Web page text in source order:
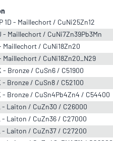
1D - Maillechort / CuNi25Zn12
- Maillechort / CuNi7Zn39Pb3Mn
Maillechort / CuNi18Zn20
Maillechort / CuNi18Zn20_N29
- Bronze / CuSn6 / C51900
- Bronze / CuSn8 / C52100
- Bronze / CuSn4Pb4Zn4 / C54400
- Laiton / CuZn30 / C26000
- Laiton / CuZn36 / C27000
- Laiton / CuZn37 / C27200